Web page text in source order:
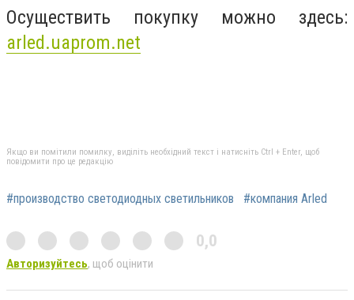
Осуществить покупку можно здесь:
arled.uaprom.net
Якщо ви помітили помилку, виділіть необхідний текст і натисніть Ctrl + Enter, щоб
повідомити про це редакцію
#производство светодиодных светильников #компания Arled
0,0
Авторизуйтесь, щоб оцінити